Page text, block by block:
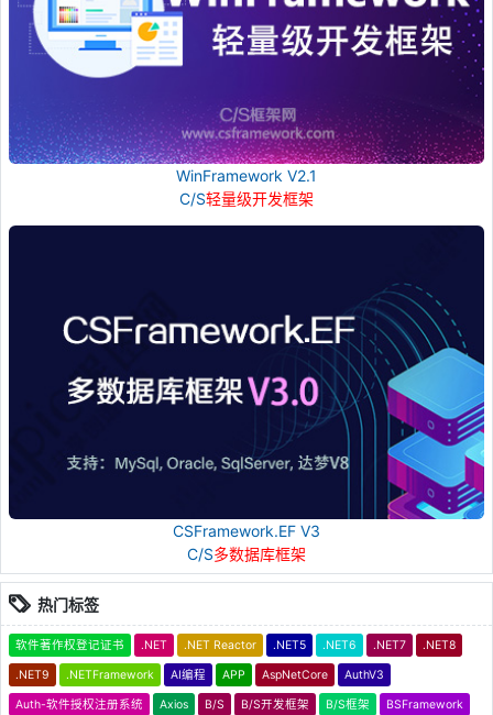
WinFramework V2.1
C/S轻量级开发框架
CSFramework.EF V3
C/S多数据库框架
热门标签
软件著作权登记证书 .NET .NET Reactor .NET5 .NET6 .NET7 .NET8
.NET9 .NETFramework AI编程 APP AspNetCore AuthV3
Auth-软件授权注册系统 Axios B/S B/S开发框架 B/S框架 BSFramework